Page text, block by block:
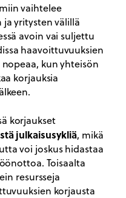
vaihtelee
yritysten välillä
avoin vai suljettu
haavoittuvuuksien
kun yhteisön
korjauksia
korjaukset
julkaisusykliä, mikä
voi joskus hidastaa
Toisaalta
resursseja
korjausta